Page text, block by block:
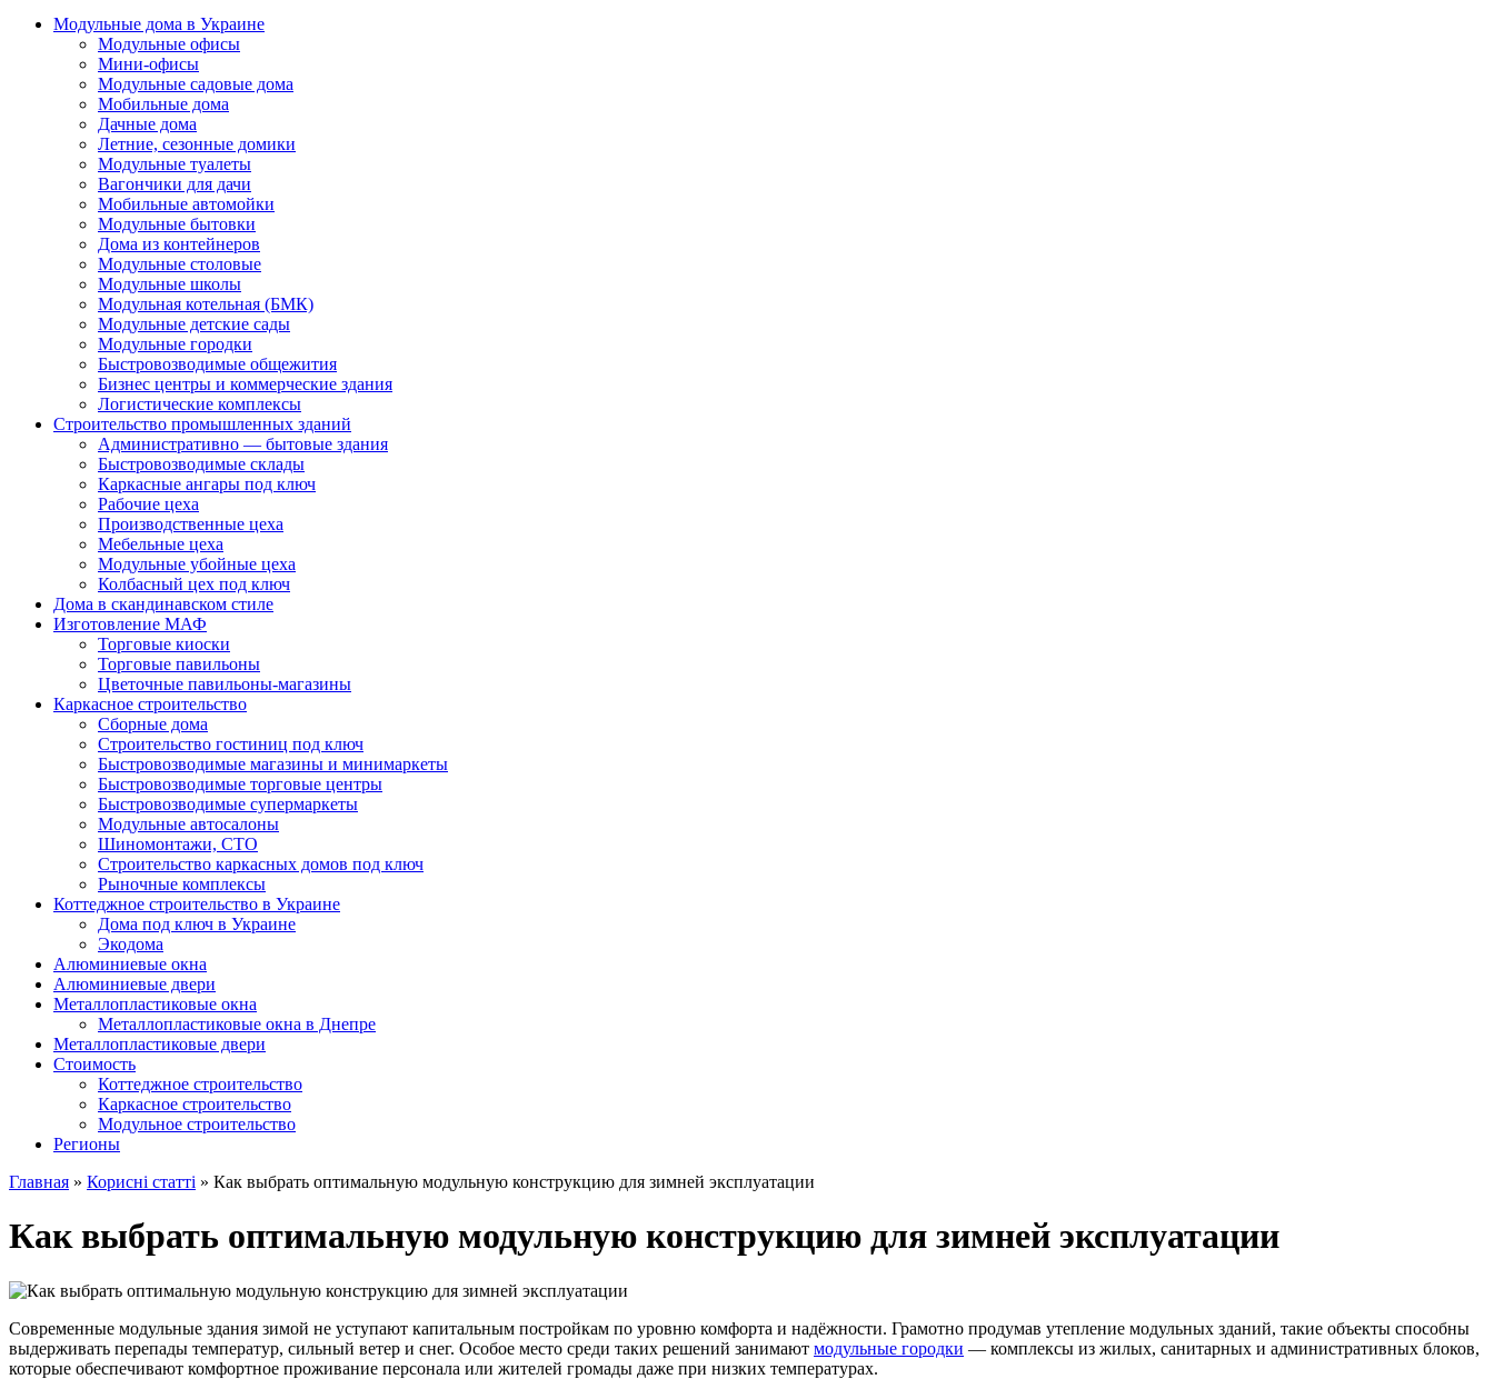
Модульные дома в Украине
Модульные офисы
Мини-офисы
Модульные садовые дома
Мобильные дома
Дачные дома
Летние, сезонные домики
Модульные туалеты
Вагончики для дачи
Мобильные автомойки
Модульные бытовки
Дома из контейнеров
Модульные столовые
Модульные школы
Модульная котельная (БМК)
Модульные детские сады
Модульные городки
Быстровозводимые общежития
Бизнес центры и коммерческие здания
Логистические комплексы
Строительство промышленных зданий
Административно — бытовые здания
Быстровозводимые склады
Каркасные ангары под ключ
Рабочие цеха
Производственные цеха
Мебельные цеха
Модульные убойные цеха
Колбасный цех под ключ
Дома в скандинавском стиле
Изготовление МАФ
Торговые киоски
Торговые павильоны
Цветочные павильоны-магазины
Каркасное строительство
Сборные дома
Строительство гостиниц под ключ
Быстровозводимые магазины и минимаркеты
Быстровозводимые торговые центры
Быстровозводимые супермаркеты
Модульные автосалоны
Шиномонтажи, СТО
Строительство каркасных домов под ключ
Рыночные комплексы
Коттеджное строительство в Украине
Дома под ключ в Украине
Экодома
Алюминиевые окна
Алюминиевые двери
Металлопластиковые окна
Металлопластиковые окна в Днепре
Металлопластиковые двери
Стоимость
Коттеджное строительство
Каркасное строительство
Модульное строительство
Регионы
Главная » Корисні статті » Как выбрать оптимальную модульную конструкцию для зимней эксплуатации
Как выбрать оптимальную модульную конструкцию для зимней эксплуатации
Современные модульные здания зимой не уступают капитальным постройкам по уровню комфорта и надёжности. Грамотно продумав утепление модульных зданий, такие объекты способны
выдерживать перепады температур, сильный ветер и снег. Особое место среди таких решений занимают модульные городки — комплексы из жилых, санитарных и административных блоков,
которые обеспечивают комфортное проживание персонала или жителей громады даже при низких температурах.